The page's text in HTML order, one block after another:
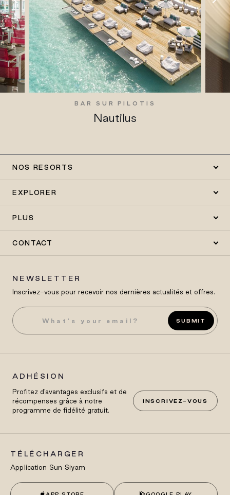
BAR SUR PILOTIS
Nautilus
NOS RESORTS
EXPLORER
PLUS
CONTACT
NEWSLETTER
Inscrivez-vous pour recevoir nos dernières actualités et offres.
SUBMIT
ADHÉSION
Profitez d'avantages exclusifs et de
récompenses grâce à notre
programme de fidélité gratuit.
INSCRIVEZ-VOUS
TÉLÉCHARGER
Application Sun Siyam